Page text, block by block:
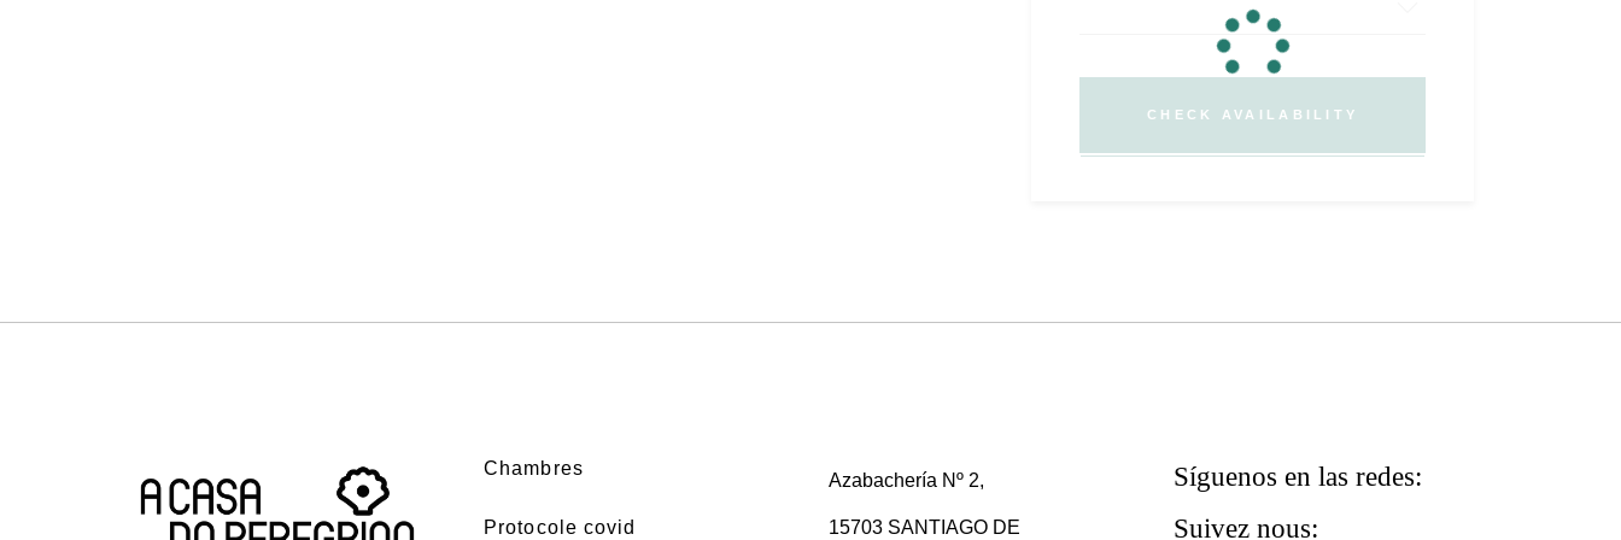
CHECK AVAILABILITY
Chambres
Protocole covid
Azabachería Nº 2,
15703 SANTIAGO DE
Síguenos en las redes:
Suivez nous: